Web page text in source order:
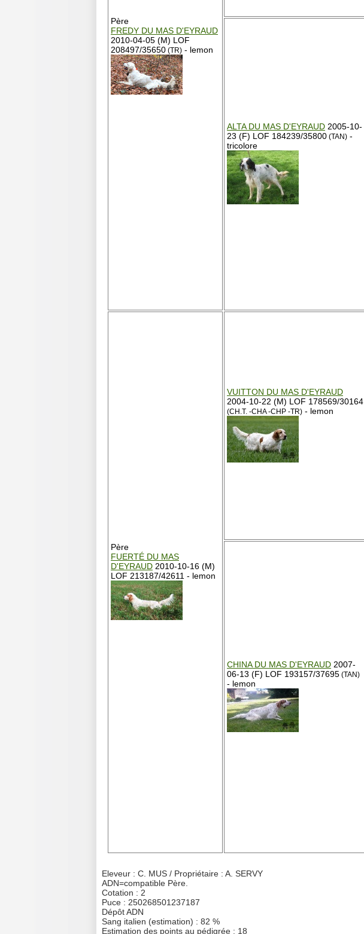
Père
FREDY DU MAS D'EYRAUD
2010-04-05 (M) LOF
208497/35650 (TR) - lemon
ALTA DU MAS D'EYRAUD 2005-10-
23 (F) LOF 184239/35800 (TAN) -
tricolore
Père
FUERTÉ DU MAS
D'EYRAUD 2010-10-16 (M)
LOF 213187/42611 - lemon
VUITTON DU MAS D'EYRAUD
2004-10-22 (M) LOF 178569/30164
(CH.T. -CHA -CHP -TR) - lemon
CHINA DU MAS D'EYRAUD 2007-
06-13 (F) LOF 193157/37695 (TAN)
- lemon
Eleveur : C. MUS / Propriétaire : A. SERVY
ADN=compatible Père.
Cotation : 2
Puce : 250268501237187
Dépôt ADN
Sang italien (estimation) : 82 %
Estimation des points au pédigrée : 18